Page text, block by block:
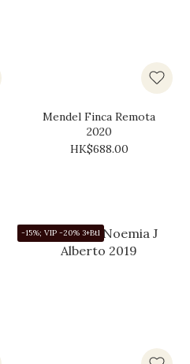
Mendel Finca Remota
2020
HK$688.00
-15%; VIP -20% 3+Btl